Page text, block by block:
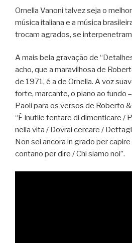
Ornella Vanoni talvez seja o
música italiana e a música
trocam agrados, se
A mais bela gravação de
acho, que a maravilhosa de
de 1971, é a de Ornella. A voz
forte, marcante, o piano ao fundo
Paoli para os versos de Roberto
“È inutile tentare di dimenticare /
nella vita / Dovrai cercare /
Non sei ancora in grado per
contano per dire / Chi siamo noi”.